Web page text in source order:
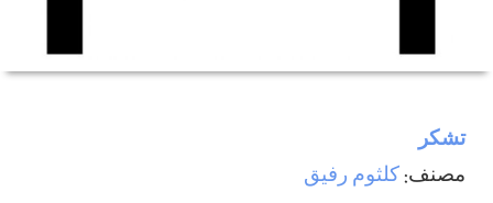
تشکر
مصنف:كلثوم رفيق